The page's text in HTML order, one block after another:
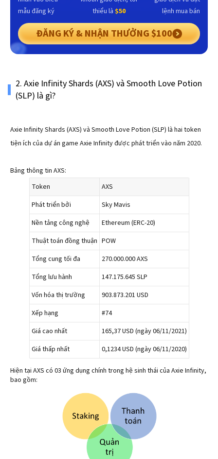
mẫu đăng ký
thiểu là $50
lệnh mua bán
ĐĂNG KÝ & NHẬN THƯỞNG $100
2. Axie Infinity Shards (AXS) và Smooth Love Potion
(SLP) là gì?
Axie Infinity Shards (AXS) và Smooth Love Potion (SLP) là hai token
tiện ích của dự án game Axie Infinity được phát triển vào năm 2020.
Bảng thông tin AXS:
Token
AXS
Phát triển bởi
Sky Mavis
Nền tảng công nghệ
Ethereum (ERC-20)
Thuật toán đồng thuận POW
Tổng cung tối đa
270.000.000 AXS
Tổng lưu hành
147.175.645 SLP
Vốn hóa thị trường
903.873.201 USD
Xếp hạng
#74
Giá cao nhất
165,37 USD (ngày 06/11/2021)
Giá thấp nhất
0,1234 USD (ngày 06/11/2020)
Hiện tại AXS có 03 ứng dụng chính trong hệ sinh thái của Axie Infinity,
bao gồm: